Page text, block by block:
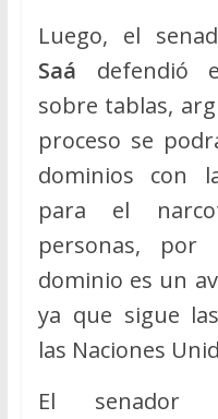
Luego, el
Saá defendió
sobre tablas,
proceso se
dominios con
para el
personas,
dominio es un
ya que sigue
las Naciones
El senador